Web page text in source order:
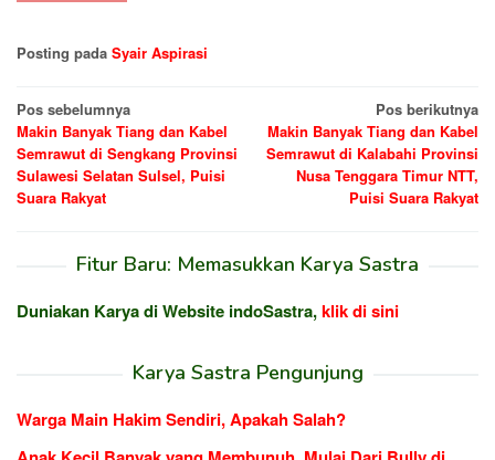
Posting pada Syair Aspirasi
Navigasi
pos
Pos sebelumnya
Makin Banyak Tiang dan Kabel
Semrawut di Sengkang Provinsi
Sulawesi Selatan Sulsel, Puisi
Suara Rakyat
Pos berikutnya
Makin Banyak Tiang dan Kabel
Semrawut di Kalabahi Provinsi
Nusa Tenggara Timur NTT,
Puisi Suara Rakyat
Fitur Baru: Memasukkan Karya Sastra
Duniakan Karya di Website indoSastra,klik di sini
Karya Sastra Pengunjung
Warga Main Hakim Sendiri, Apakah Salah?